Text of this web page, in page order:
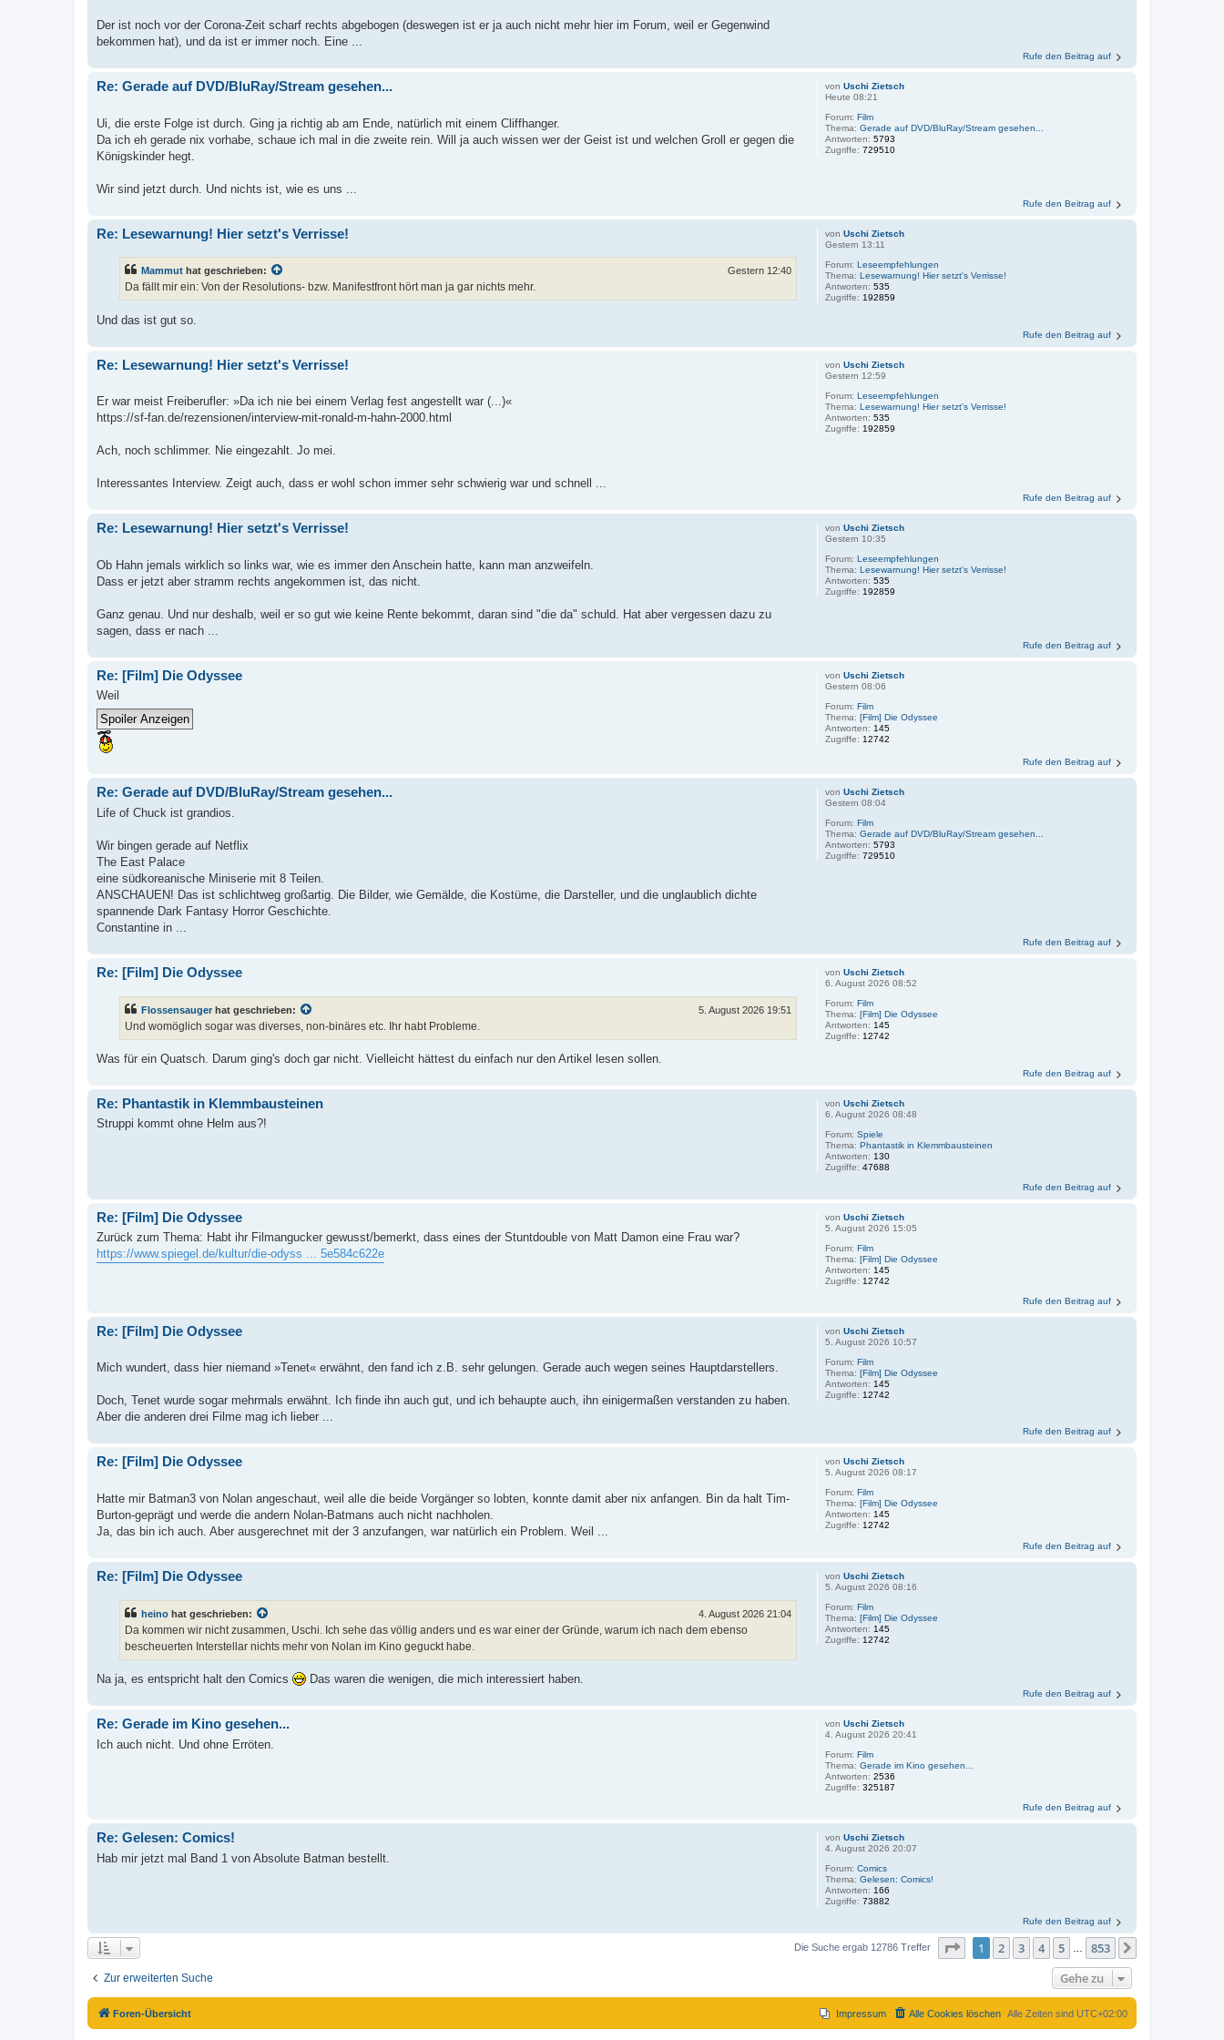
Der ist noch vor der Corona-Zeit scharf rechts abgebogen (deswegen ist er ja auch nicht mehr hier im Forum, weil er Gegenwind
bekommen hat), und da ist er immer noch. Eine ...
Rufe den Beitrag auf
vonUschi Zietsch
Heute 08:21
Forum:Film
Thema:Gerade auf DVD/BluRay/Stream gesehen...
Antworten:5793
Zugriffe:729510
Re: Gerade auf DVD/BluRay/Stream gesehen...
Ui, die erste Folge ist durch. Ging ja richtig ab am Ende, natürlich mit einem Cliffhanger.
Da ich eh gerade nix vorhabe, schaue ich mal in die zweite rein. Will ja auch wissen wer der Geist ist und welchen Groll er gegen die
Königskinder hegt.
Wir sind jetzt durch. Und nichts ist, wie es uns ...
Rufe den Beitrag auf
vonUschi Zietsch
Gestern 13:11
Forum:Leseempfehlungen
Thema:Lesewarnung! Hier setzt's Verrisse!
Antworten:535
Zugriffe: 192859
Re: Lesewarnung! Hier setzt's Verrisse!
Mammut hat geschrieben: Gestern 12:40
Da fällt mir ein: Von der Resolutions- bzw. Manifestfront hört man ja gar nichts mehr.
Und das ist gut so.
Rufe den Beitrag auf
vonUschi Zietsch
Gestern 12:59
Forum:Leseempfehlungen
Thema:Lesewarnung! Hier setzt's Verrisse!
Antworten:535
Zugriffe: 192859
Re: Lesewarnung! Hier setzt's Verrisse!
Er war meist Freiberufler: »Da ich nie bei einem Verlag fest angestellt war (...)«
https://sf-fan.de/rezensionen/interview-mit-ronald-m-hahn-2000.html
Ach, noch schlimmer. Nie eingezahlt. Jo mei.
Interessantes Interview. Zeigt auch, dass er wohl schon immer sehr schwierig war und schnell ...
Rufe den Beitrag auf
vonUschi Zietsch
Gestern 10:35
Forum:Leseempfehlungen
Thema:Lesewarnung! Hier setzt's Verrisse!
Antworten:535
Zugriffe: 192859
Re: Lesewarnung! Hier setzt's Verrisse!
Ob Hahn jemals wirklich so links war, wie es immer den Anschein hatte, kann man anzweifeln.
Dass er jetzt aber stramm rechts angekommen ist, das nicht.
Ganz genau. Und nur deshalb, weil er so gut wie keine Rente bekommt, daran sind "die da" schuld. Hat aber vergessen dazu zu
sagen, dass er nach ...
Rufe den Beitrag auf
vonUschi Zietsch
Gestern 08:06
Forum:Film
Thema:[Film] Die Odyssee
Antworten: 145
Zugriffe: 12742
Re: [Film] Die Odyssee
Weil
Rufe den Beitrag auf
vonUschi Zietsch
Gestern 08:04
Forum:Film
Thema:Gerade auf DVD/BluRay/Stream gesehen...
Antworten:5793
Zugriffe:729510
Re: Gerade auf DVD/BluRay/Stream gesehen...
Life of Chuck ist grandios.
Wir bingen gerade auf Netflix
The East Palace
eine südkoreanische Miniserie mit 8 Teilen.
ANSCHAUEN! Das ist schlichtweg großartig. Die Bilder, wie Gemälde, die Kostüme, die Darsteller, und die unglaublich dichte
spannende Dark Fantasy Horror Geschichte.
Constantine in ...
Rufe den Beitrag auf
vonUschi Zietsch
6. August 2026 08:52
Forum:Film
Thema:[Film] Die Odyssee
Antworten: 145
Zugriffe: 12742
Re: [Film] Die Odyssee
Flossensauger hat geschrieben: 5. August 2026 19:51
Und womöglich sogar was diverses, non-binäres etc. Ihr habt Probleme.
Was für ein Quatsch. Darum ging's doch gar nicht. Vielleicht hättest du einfach nur den Artikel lesen sollen.
Rufe den Beitrag auf
vonUschi Zietsch
6. August 2026 08:48
Forum:Spiele
Thema:Phantastik in Klemmbausteinen
Antworten: 130
Zugriffe:47688
Re: Phantastik in Klemmbausteinen
Struppi kommt ohne Helm aus?!
Rufe den Beitrag auf
vonUschi Zietsch
5. August 2026 15:05
Forum:Film
Thema:[Film] Die Odyssee
Antworten: 145
Zugriffe: 12742
Re: [Film] Die Odyssee
Zurück zum Thema: Habt ihr Filmangucker gewusst/bemerkt, dass eines der Stuntdouble von Matt Damon eine Frau war?
https://www.spiegel.de/kultur/die-odyss ... 5e584c622e
Rufe den Beitrag auf
vonUschi Zietsch
5. August 2026 10:57
Forum:Film
Thema:[Film] Die Odyssee
Antworten: 145
Zugriffe: 12742
Re: [Film] Die Odyssee
Mich wundert, dass hier niemand »Tenet« erwähnt, den fand ich z.B. sehr gelungen. Gerade auch wegen seines Hauptdarstellers.
Doch, Tenet wurde sogar mehrmals erwähnt. Ich finde ihn auch gut, und ich behaupte auch, ihn einigermaßen verstanden zu haben.
Aber die anderen drei Filme mag ich lieber ...
Rufe den Beitrag auf
vonUschi Zietsch
5. August 2026 08:17
Forum: Film
Thema: [Film] Die Odyssee
Antworten:145
Zugriffe:12742
Re: [Film] Die Odyssee
Hatte mir Batman3 von Nolan angeschaut, weil alle die beide Vorgänger so lobten, konnte damit aber nix anfangen. Bin da halt Tim-
Burton-geprägt und werde die andern Nolan-Batmans auch nicht nachholen.
Ja, das bin ich auch. Aber ausgerechnet mit der 3 anzufangen, war natürlich ein Problem. Weil ...
Rufe den Beitrag auf
vonUschi Zietsch
5. August 2026 08:16
Forum:Film
Thema:[Film] Die Odyssee
Antworten: 145
Zugriffe: 12742
Re: [Film] Die Odyssee
heino hat geschrieben: 4. August 2026 21:04
Da kommen wir nicht zusammen, Uschi. Ich sehe das völlig anders und es war einer der Gründe, warum ich nach dem ebenso
bescheuerten Interstellar nichts mehr von Nolan im Kino geguckt habe.
Na ja, es entspricht halt den Comics Das waren die wenigen, die mich interessiert haben.
Rufe den Beitrag auf
vonUschi Zietsch
4. August 2026 20:41
Forum:Film
Thema:Gerade im Kino gesehen...
Antworten:2536
Zugriffe:325187
Re: Gerade im Kino gesehen...
Ich auch nicht. Und ohne Erröten.
Rufe den Beitrag auf
vonUschi Zietsch
4. August 2026 20:07
Forum:Comics
Thema:Gelesen: Comics!
Antworten: 166
Zugriffe:73882
Re: Gelesen: Comics!
Hab mir jetzt mal Band 1 von Absolute Batman bestellt.
Rufe den Beitrag auf
Die Suche ergab 12786 Treffer Seite von853
1 2 3 4 5 853
Zur erweiterten Suche Gehe zu
Foren-Übersicht Alle Zeiten sind UTC+02:00
Alle Cookies löschen
Impressum